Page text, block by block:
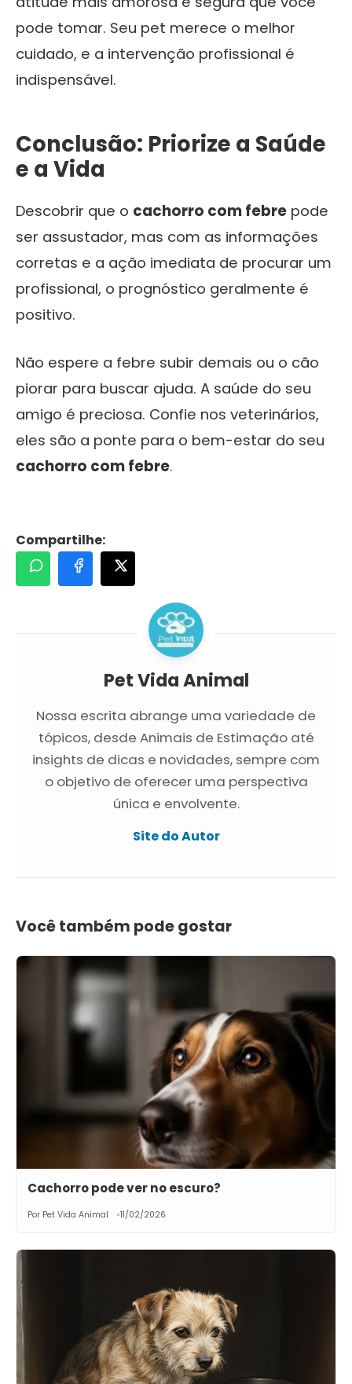
pode tomar. Seu pet merece o melhor
cuidado, e a intervenção profissional é
indispensável.
Conclusão: Priorize a Saúde
e a Vida
Descobrir que o cachorro com febre pode
ser assustador, mas com as informações
corretas e a ação imediata de procurar um
profissional, o prognóstico geralmente é
positivo.
Não espere a febre subir demais ou o cão
piorar para buscar ajuda. A saúde do seu
amigo é preciosa. Confie nos veterinários,
eles são a ponte para o bem-estar do seu
cachorro com febre.
Compartilhe:
Pet Vida Animal
Nossa escrita abrange uma variedade de
tópicos, desde Animais de Estimação até
insights de dicas e novidades, sempre com
o objetivo de oferecer uma perspectiva
única e envolvente.
Site do Autor
Você também pode gostar
Cachorro pode ver no escuro?
Por Pet Vida Animal 11/02/2026